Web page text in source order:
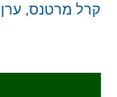
קרל מרטנס,